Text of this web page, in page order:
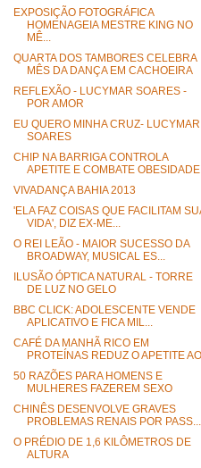
EXPOSIÇÃO FOTOGRÁFICA
HOMENAGEIA MESTRE KING NO
MÊ...
QUARTA DOS TAMBORES CELEBRA
MÊS DA DANÇA EM CACHOEIRA
REFLEXÃO - LUCYMAR SOARES -
POR AMOR
EU QUERO MINHA CRUZ- LUCYMAR
SOARES
CHIP NA BARRIGA CONTROLA
APETITE E COMBATE OBESIDADE
VIVADANÇA BAHIA 2013
'ELA FAZ COISAS QUE FACILITAM
VIDA', DIZ EX-ME...
O REI LEÃO - MAIOR SUCESSO DA
BROADWAY, MUSICAL ES...
ILUSÃO ÓPTICA NATURAL - TORRE
DE LUZ NO GELO
BBC CLICK: ADOLESCENTE VENDE
APLICATIVO E FICA MIL...
CAFÉ DA MANHÃ RICO EM
PROTEÍNAS REDUZ O APETITE
50 RAZÕES PARA HOMENS E
MULHERES FAZEREM SEXO
CHINÊS DESENVOLVE GRAVES
PROBLEMAS RENAIS POR PASS...
O PRÉDIO DE 1,6 KILÔMETROS DE
ALTURA